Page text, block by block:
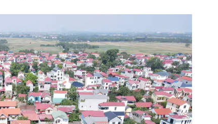
Bình luận
Hậu trường sao
360 độ thể thao
Sản phẩm mới
AI
Tư vấn
Video
Thời sự
Khám phá